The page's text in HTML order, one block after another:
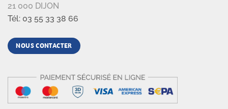
21 000 DIJON
Tél: 03 55 33 38 66
NOUS CONTACTER